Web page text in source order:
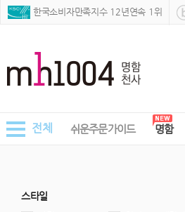
한국소비자만족지수 12년연속 1위
전체 쉬운주문가이드 명함
스타일